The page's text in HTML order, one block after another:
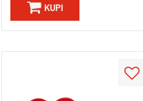
KUPI